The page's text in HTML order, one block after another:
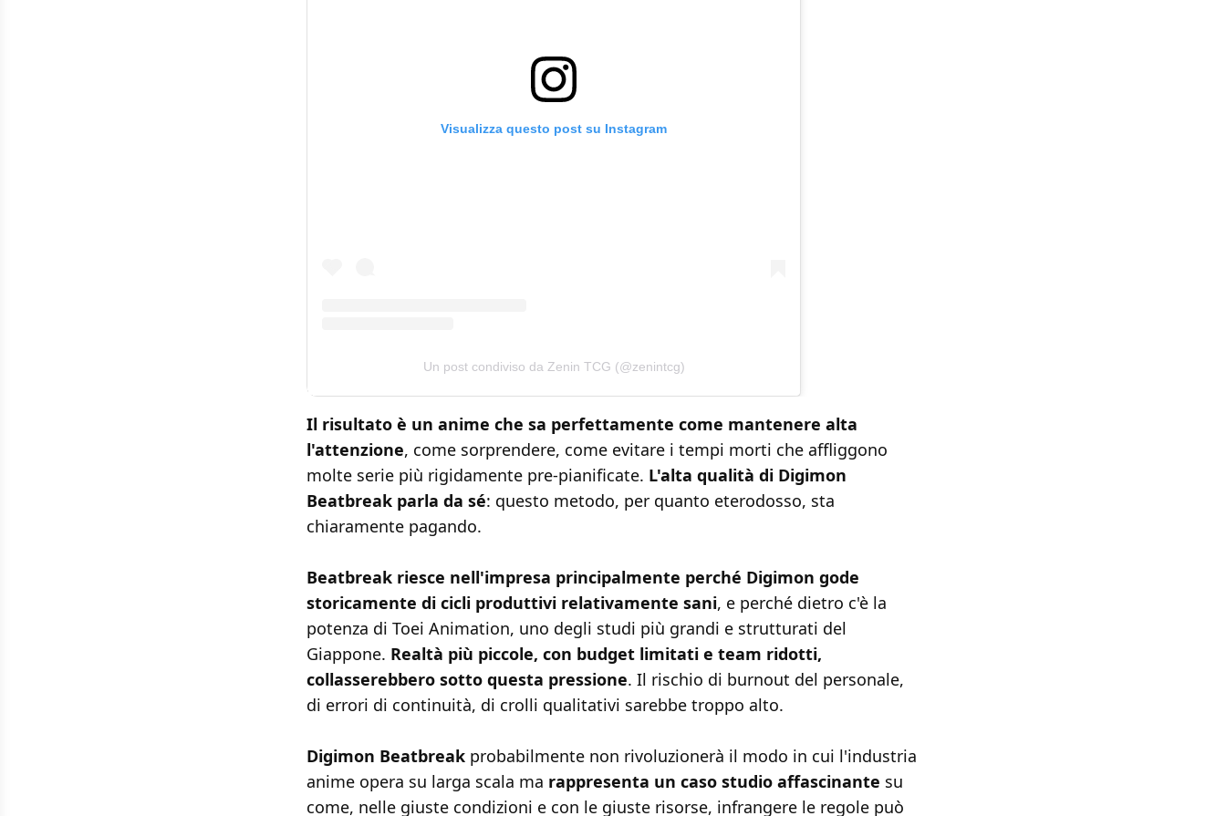
Visualizza questo post su Instagram
Un post condiviso da Zenin TCG (@zenintcg)
Il risultato è un anime che sa perfettamente come mantenere alta
l'attenzione, come sorprendere, come evitare i tempi morti che affliggono
molte serie più rigidamente pre-pianificate. L'alta qualità di Digimon
Beatbreak parla da sé: questo metodo, per quanto eterodosso, sta
chiaramente pagando.
Beatbreak riesce nell'impresa principalmente perché Digimon gode
storicamente di cicli produttivi relativamente sani, e perché dietro c'è la
potenza di Toei Animation, uno degli studi più grandi e strutturati del
Giappone. Realtà più piccole, con budget limitati e team ridotti,
collasserebbero sotto questa pressione. Il rischio di burnout del personale,
di errori di continuità, di crolli qualitativi sarebbe troppo alto.
Digimon Beatbreak probabilmente non rivoluzionerà il modo in cui l'industria
anime opera su larga scala ma rappresenta un caso studio affascinante su
come, nelle giuste condizioni e con le giuste risorse, infrangere le regole può